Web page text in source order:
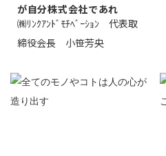
が自分株式会社であれ
㈱ﾘﾝｸｱﾝﾄﾞﾓﾁﾍﾞｰｼｮﾝ 代表取
締役会長 小笹芳央